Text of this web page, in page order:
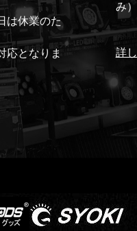
は休業のた
応となりま
み
詳